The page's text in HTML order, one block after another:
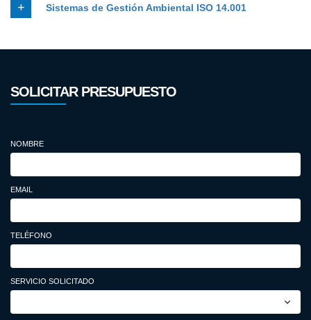
Sistemas de Gestión Ambiental ISO 14.001
SOLICITAR PRESUPUESTO
NOMBRE
EMAIL
TELÉFONO
SERVICIO SOLICITADO